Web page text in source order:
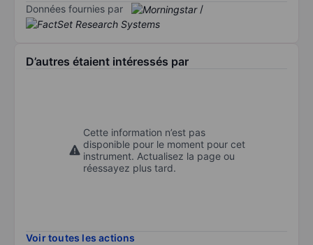
Données fournies par /
D’autres étaient intéressés par
Cette information n’est pas
disponible pour le moment pour cet
instrument. Actualisez la page ou
réessayez plus tard.
Voir toutes les actions